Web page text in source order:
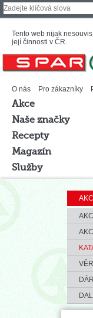
Tento web nijak
její činnosti v ČR.
O nás Pro zákazníky
Akce
Naše značky
Recepty
Magazín
Služby